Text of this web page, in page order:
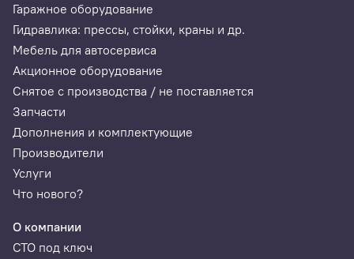
Гаражное оборудование
Гидравлика: прессы, стойки, краны и др.
Мебель для автосервиса
Акционное оборудование
Снятое с производства / не поставляется
Запчасти
Дополнения и комплектующие
Производители
Услуги
Что нового?
О компании
СТО под ключ